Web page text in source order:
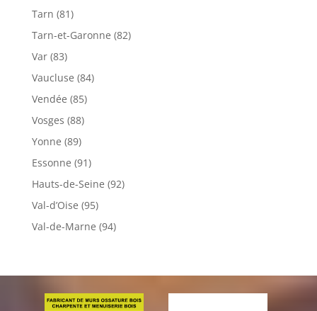
Tarn (81)
Tarn-et-Garonne (82)
Var (83)
Vaucluse (84)
Vendée (85)
Vosges (88)
Yonne (89)
Essonne (91)
Hauts-de-Seine (92)
Val-d’Oise (95)
Val-de-Marne (94)